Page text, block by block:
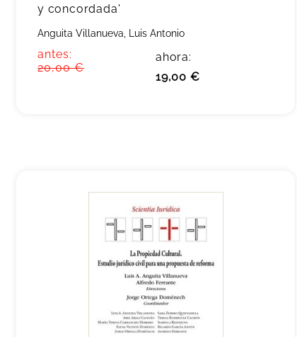
y concordada'
Anguita Villanueva, Luis Antonio
antes:
20,00 €
ahora:
19,00 €